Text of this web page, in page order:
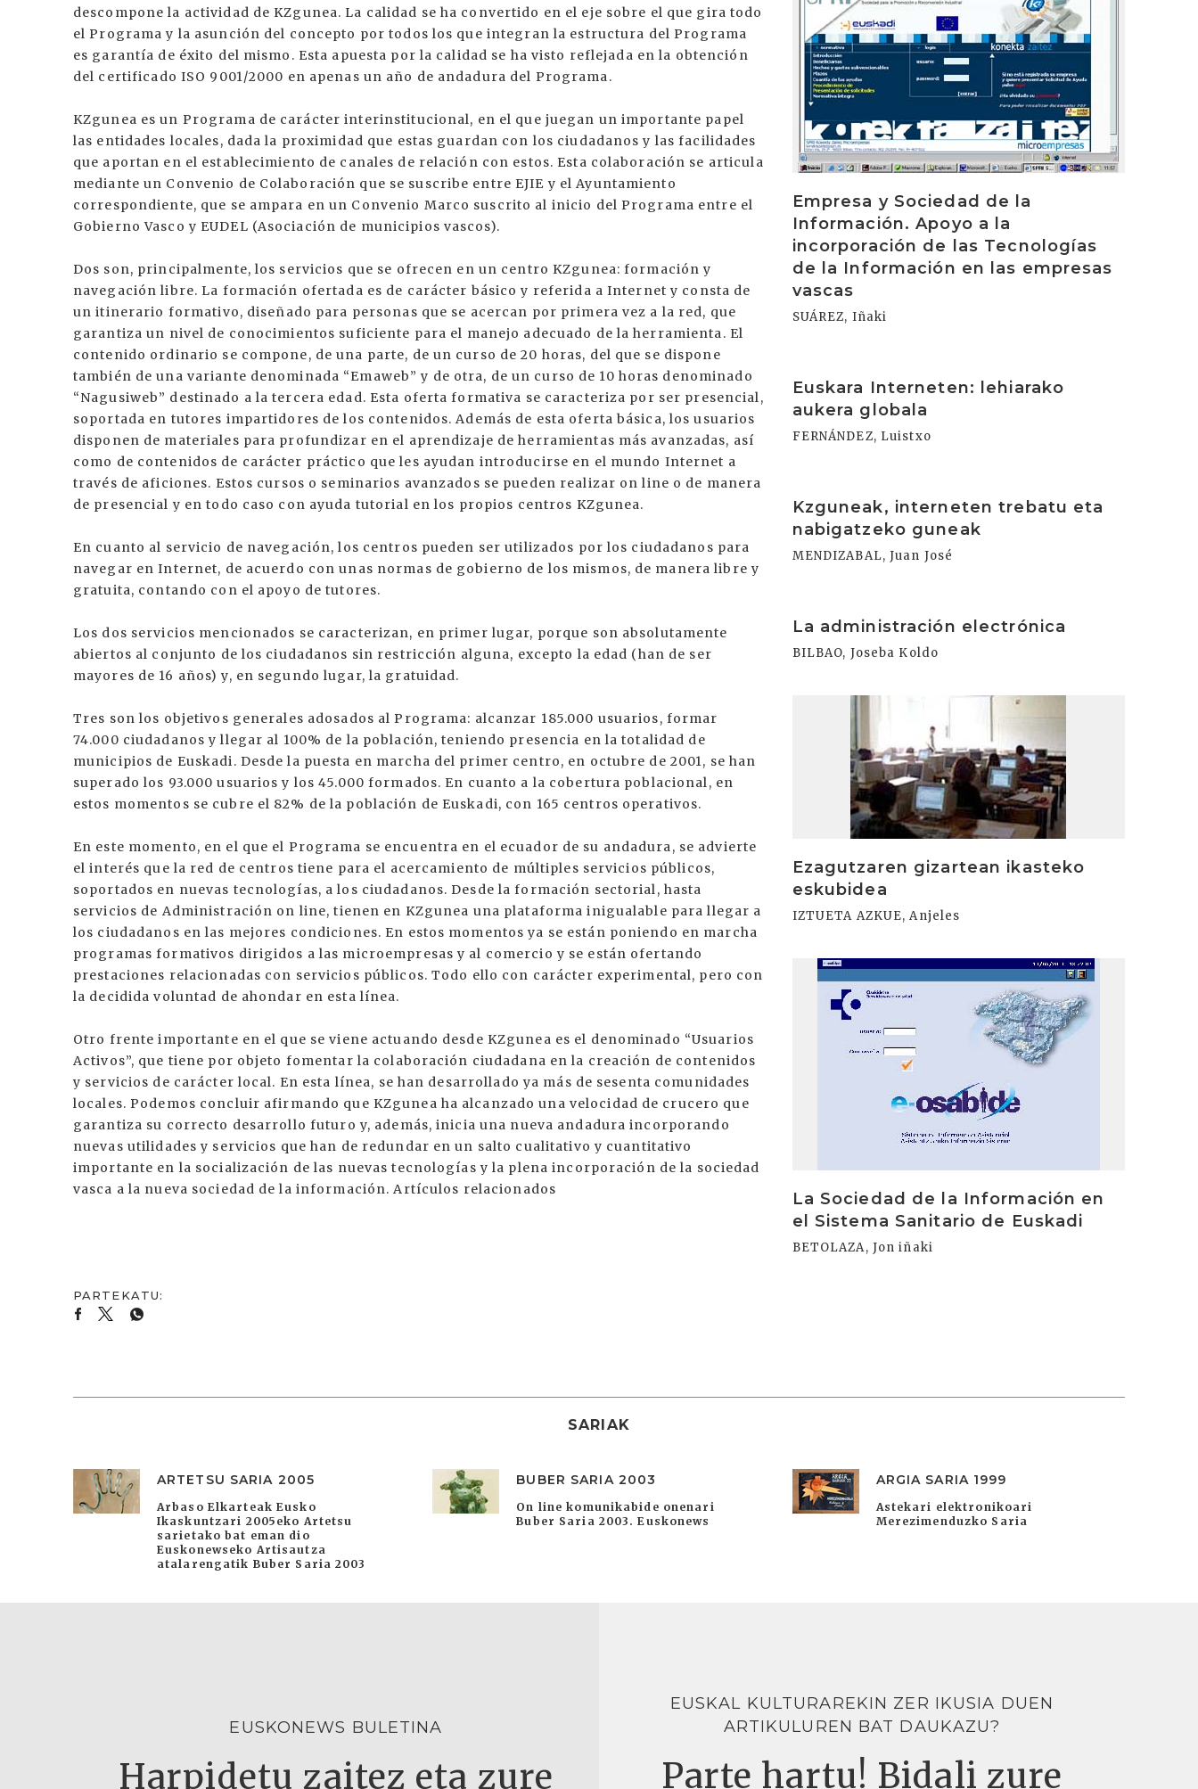
descompone la actividad de KZgunea. La calidad se ha convertido en el eje sobre el que gira todo
el Programa y la asunción del concepto por todos los que integran la estructura del Programa
es garantía de éxito del mismo. Esta apuesta por la calidad se ha visto reflejada en la obtención
del certificado ISO 9001/2000 en apenas un año de andadura del Programa.
KZgunea es un Programa de carácter interinstitucional, en el que juegan un importante papel
las entidades locales, dada la proximidad que estas guardan con los ciudadanos y las facilidades
que aportan en el establecimiento de canales de relación con estos. Esta colaboración se articula
mediante un Convenio de Colaboración que se suscribe entre EJIE y el Ayuntamiento
correspondiente, que se ampara en un Convenio Marco suscrito al inicio del Programa entre el
Gobierno Vasco y EUDEL (Asociación de municipios vascos).
Dos son, principalmente, los servicios que se ofrecen en un centro KZgunea: formación y
navegación libre. La formación ofertada es de carácter básico y referida a Internet y consta de
un itinerario formativo, diseñado para personas que se acercan por primera vez a la red, que
garantiza un nivel de conocimientos suficiente para el manejo adecuado de la herramienta. El
contenido ordinario se compone, de una parte, de un curso de 20 horas, del que se dispone
también de una variante denominada “Emaweb” y de otra, de un curso de 10 horas denominado
“Nagusiweb” destinado a la tercera edad. Esta oferta formativa se caracteriza por ser presencial,
soportada en tutores impartidores de los contenidos. Además de esta oferta básica, los usuarios
disponen de materiales para profundizar en el aprendizaje de herramientas más avanzadas, así
como de contenidos de carácter práctico que les ayudan introducirse en el mundo Internet a
través de aficiones. Estos cursos o seminarios avanzados se pueden realizar on line o de manera
de presencial y en todo caso con ayuda tutorial en los propios centros KZgunea.
En cuanto al servicio de navegación, los centros pueden ser utilizados por los ciudadanos para
navegar en Internet, de acuerdo con unas normas de gobierno de los mismos, de manera libre y
gratuita, contando con el apoyo de tutores.
Los dos servicios mencionados se caracterizan, en primer lugar, porque son absolutamente
abiertos al conjunto de los ciudadanos sin restricción alguna, excepto la edad (han de ser
mayores de 16 años) y, en segundo lugar, la gratuidad.
Tres son los objetivos generales adosados al Programa: alcanzar 185.000 usuarios, formar
74.000 ciudadanos y llegar al 100% de la población, teniendo presencia en la totalidad de
municipios de Euskadi. Desde la puesta en marcha del primer centro, en octubre de 2001, se han
superado los 93.000 usuarios y los 45.000 formados. En cuanto a la cobertura poblacional, en
estos momentos se cubre el 82% de la población de Euskadi, con 165 centros operativos.
En este momento, en el que el Programa se encuentra en el ecuador de su andadura, se advierte
el interés que la red de centros tiene para el acercamiento de múltiples servicios públicos,
soportados en nuevas tecnologías, a los ciudadanos. Desde la formación sectorial, hasta
servicios de Administración on line, tienen en KZgunea una plataforma inigualable para llegar a
los ciudadanos en las mejores condiciones. En estos momentos ya se están poniendo en marcha
programas formativos dirigidos a las microempresas y al comercio y se están ofertando
prestaciones relacionadas con servicios públicos. Todo ello con carácter experimental, pero con
la decidida voluntad de ahondar en esta línea.
Otro frente importante en el que se viene actuando desde KZgunea es el denominado “Usuarios
Activos”, que tiene por objeto fomentar la colaboración ciudadana en la creación de contenidos
y servicios de carácter local. En esta línea, se han desarrollado ya más de sesenta comunidades
locales. Podemos concluir afirmando que KZgunea ha alcanzado una velocidad de crucero que
garantiza su correcto desarrollo futuro y, además, inicia una nueva andadura incorporando
nuevas utilidades y servicios que han de redundar en un salto cualitativo y cuantitativo
importante en la socialización de las nuevas tecnologías y la plena incorporación de la sociedad
vasca a la nueva sociedad de la información. Artículos relacionados
Empresa y Sociedad de la
Información. Apoyo a la
incorporación de las Tecnologías
de la Información en las empresas
vascas
SUÁREZ, Iñaki
Euskara Interneten: lehiarako
aukera globala
FERNÁNDEZ, Luistxo
Kzguneak, interneten trebatu eta
nabigatzeko guneak
MENDIZABAL, Juan José
La administración electrónica
BILBAO, Joseba Koldo
Ezagutzaren gizartean ikasteko
eskubidea
IZTUETA AZKUE, Anjeles
La Sociedad de la Información en
el Sistema Sanitario de Euskadi
BETOLAZA, Jon iñaki
Irakurri
SARIAK
ARTETSU SARIA 2005
Arbaso Elkarteak Eusko
Ikaskuntzari 2005eko Artetsu
sarietako bat eman dio
Euskonewseko Artisautza
atalarengatik Buber Saria 2003
BUBER SARIA 2003
On line komunikabide onenari
Buber Saria 2003. Euskonews
ARGIA SARIA 1999
Astekari elektronikoari
Merezimenduzko Saria
EUSKONEWS BULETINA
Harpidetu zaitez eta zure
EUSKAL KULTURAREKIN ZER IKUSIA DUEN
ARTIKULUREN BAT DAUKAZU?
Parte hartu! Bidali zure